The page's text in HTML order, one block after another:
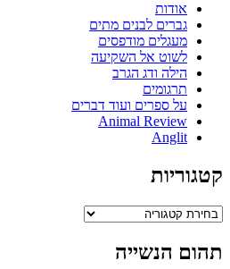
אודות
גברים לבנים מתים
מעגלים מודפסים
לשוט אל השקיעה
הילה ודג הגרב
תרגומים
על ספרים ועוד דברים
Animal Review
Anglit
קטגוריות
קטגוריות
תהום הנשייה